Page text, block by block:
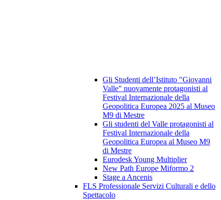
Gli Studenti dell’Istituto "Giovanni
Valle" nuovamente protagonisti al
Festival Internazionale della
Geopolitica Europea 2025 al Museo
M9 di Mestre
Gli studenti del Valle protagonisti al
Festival Internazionale della
Geopolitica Europea al Museo M9
di Mestre
Eurodesk Young Multiplier
New Path Europe Miformo 2
Stage a Ancenis
FLS Professionale Servizi Culturali e dello
Spettacolo